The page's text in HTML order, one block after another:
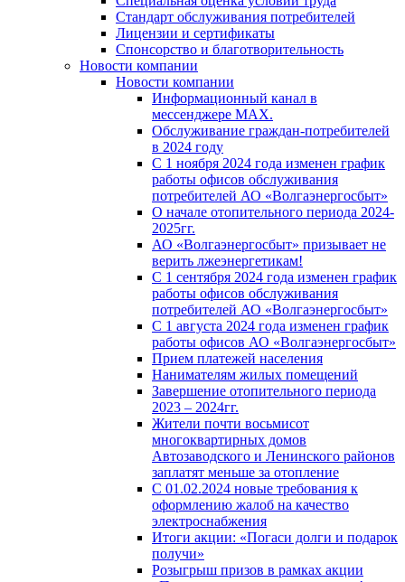
Стандарт обслуживания потребителей
Лицензии и сертификаты
Спонсорство и благотворительность
Новости компании
Новости компании
Информационный канал в
мессенджере MAX.
Обслуживание граждан-потребителей
в 2024 году
С 1 ноября 2024 года изменен график
работы офисов обслуживания
потребителей АО «Волгаэнергосбыт»
О начале отопительного периода 2024-
2025гг.
АО «Волгаэнергосбыт» призывает не
верить лжеэнергетикам!
С 1 сентября 2024 года изменен график
работы офисов обслуживания
потребителей АО «Волгаэнергосбыт»
С 1 августа 2024 года изменен график
работы офисов АО «Волгаэнергосбыт»
Прием платежей населения
Нанимателям жилых помещений
Завершение отопительного периода
2023 – 2024гг.
Жители почти восьмисот
многоквартирных домов
Автозаводского и Ленинского районов
заплатят меньше за отопление
С 01.02.2024 новые требования к
оформлению жалоб на качество
электроснабжения
Итоги акции: «Погаси долги и подарок
получи»
Розыгрыш призов в рамках акции